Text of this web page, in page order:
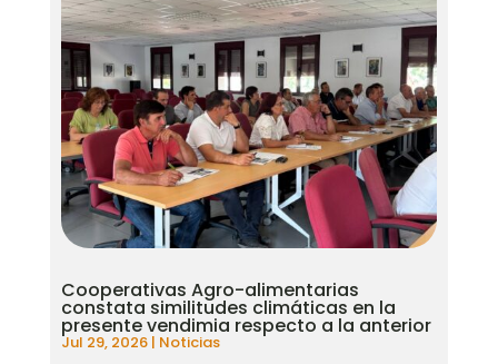
Cooperativas Agro-alimentarias
constata similitudes climáticas en la
presente vendimia respecto a la anterior
Jul 29, 2026| Noticias